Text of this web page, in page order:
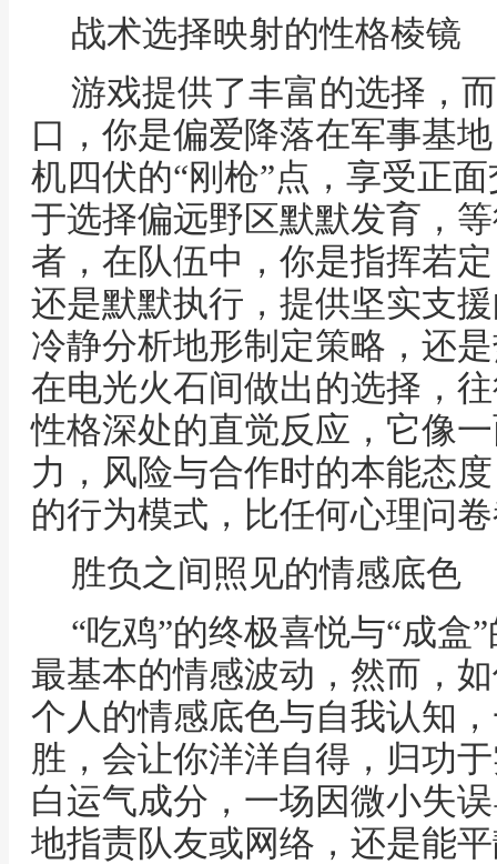
战术选择映射的性格棱镜
游戏提供了丰富的选择，
口，你是偏爱降落在军事基
机四伏的“刚枪”点，享受正
于选择偏远野区默默发育，
者，在队伍中，你是指挥若
还是默默执行，提供坚实支
冷静分析地形制定策略，还
在电光火石间做出的选择，
性格深处的直觉反应，它像
力，风险与合作时的本能态
的行为模式，比任何心理问
胜负之间照见的情感底色
“吃鸡”的终极喜悦与“成盒
最基本的情感波动，然而，
个人的情感底色与自我认知
胜，会让你洋洋自得，归功
白运气成分，一场因微小失
地指责队友或网络，还是能